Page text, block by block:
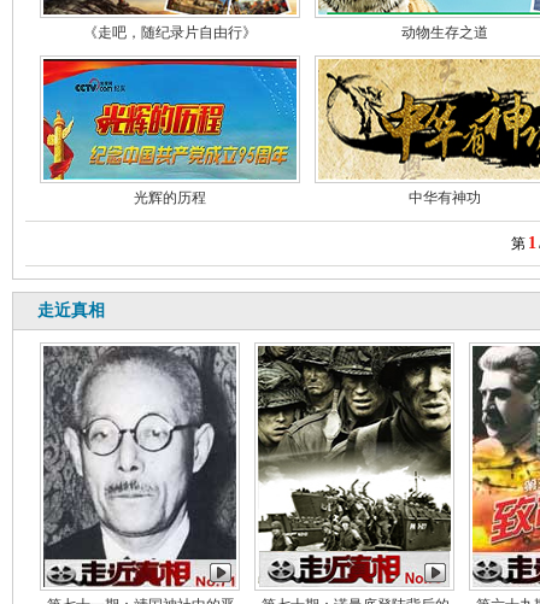
《走吧，随纪录片自由行》 动物生存之道
光辉的历程 中华有神功
第 1
走近真相